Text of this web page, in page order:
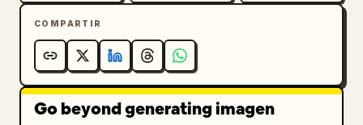
AIで、想像を超えろ。レイヤーも、ポーズも、すべて
自由自在。
. El área principal del logotipo debe incluir
la frase de apoyo
次世代AIキャンバスツール
negrita que diga 無限大。 . Añade una
insignia circular de llamada a la acción a la
COMPARTIR
Go beyond generating imagen